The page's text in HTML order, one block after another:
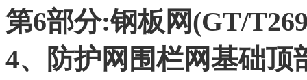
第6部分:钢板网(GT/
4、防护网围栏网基础顶